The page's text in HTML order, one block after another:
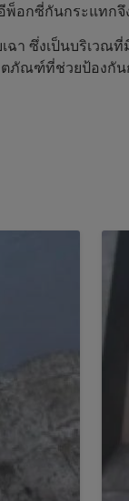
พ็อกซี่กันกระแทก
า ซึ่งเป็นบริเว
ตภัณฑ์ที่ช่วยป้อง